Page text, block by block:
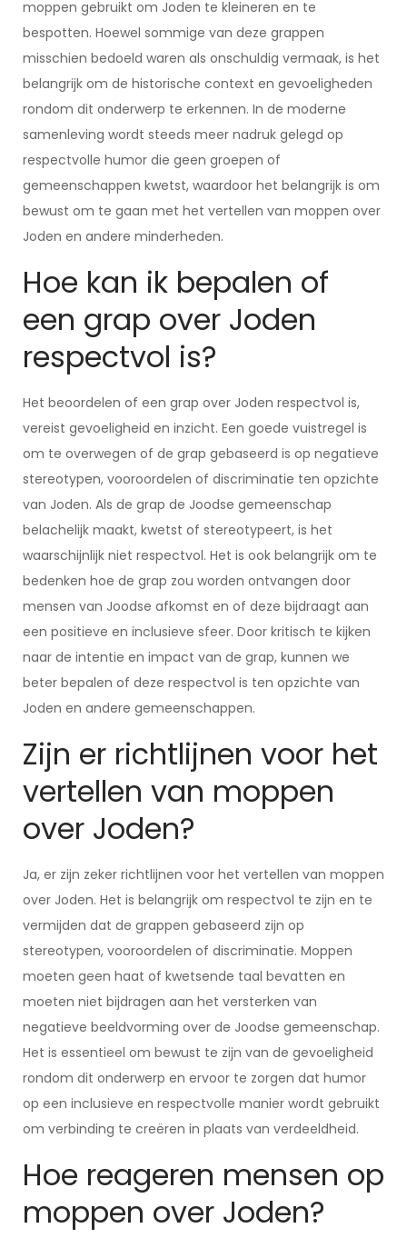
moppen gebruikt om Joden te kleineren en te
bespotten. Hoewel sommige van deze grappen
misschien bedoeld waren als onschuldig vermaak, is het
belangrijk om de historische context en gevoeligheden
rondom dit onderwerp te erkennen. In de moderne
samenleving wordt steeds meer nadruk gelegd op
respectvolle humor die geen groepen of
gemeenschappen kwetst, waardoor het belangrijk is om
bewust om te gaan met het vertellen van moppen over
Joden en andere minderheden.
Hoe kan ik bepalen of
een grap over Joden
respectvol is?
Het beoordelen of een grap over Joden respectvol is,
vereist gevoeligheid en inzicht. Een goede vuistregel is
om te overwegen of de grap gebaseerd is op negatieve
stereotypen, vooroordelen of discriminatie ten opzichte
van Joden. Als de grap de Joodse gemeenschap
belachelijk maakt, kwetst of stereotypeert, is het
waarschijnlijk niet respectvol. Het is ook belangrijk om te
bedenken hoe de grap zou worden ontvangen door
mensen van Joodse afkomst en of deze bijdraagt aan
een positieve en inclusieve sfeer. Door kritisch te kijken
naar de intentie en impact van de grap, kunnen we
beter bepalen of deze respectvol is ten opzichte van
Joden en andere gemeenschappen.
Zijn er richtlijnen voor het
vertellen van moppen
over Joden?
Ja, er zijn zeker richtlijnen voor het vertellen van moppen
over Joden. Het is belangrijk om respectvol te zijn en te
vermijden dat de grappen gebaseerd zijn op
stereotypen, vooroordelen of discriminatie. Moppen
moeten geen haat of kwetsende taal bevatten en
moeten niet bijdragen aan het versterken van
negatieve beeldvorming over de Joodse gemeenschap.
Het is essentieel om bewust te zijn van de gevoeligheid
rondom dit onderwerp en ervoor te zorgen dat humor
op een inclusieve en respectvolle manier wordt gebruikt
om verbinding te creëren in plaats van verdeeldheid.
Hoe reageren mensen op
moppen over Joden?